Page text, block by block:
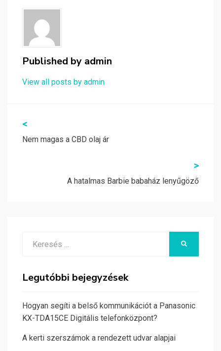
Published by admin
View all posts by admin
Bejegyzés
navigáció
<
Nem magas a CBD olaj ár
>
A hatalmas Barbie babaház lenyűgöző
Legutóbbi bejegyzések
Hogyan segíti a belső kommunikációt a Panasonic
KX-TDA15CE Digitális telefonközpont?
A kerti szerszámok a rendezett udvar alapjai